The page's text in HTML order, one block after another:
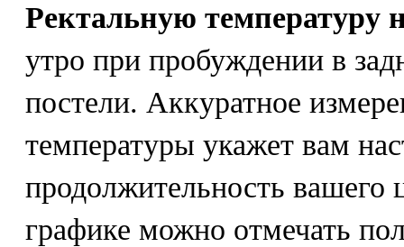
Ректальную температуру
утро при пробуждении в
постели. Аккуратное
температуры укажет вам
продолжительность вашего
графике можно отмечать